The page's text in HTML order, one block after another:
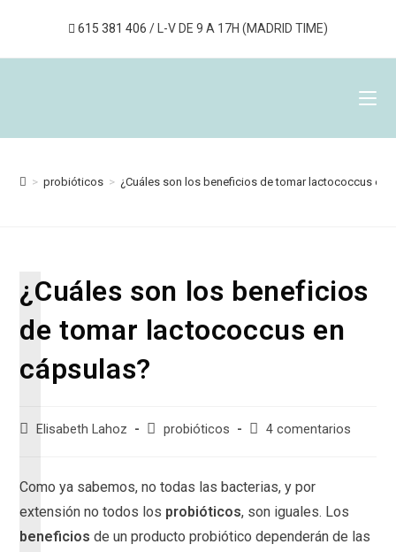
615 381 406 / L-V DE 9 A 17H (MADRID TIME)
> probióticos > ¿Cuáles son los beneficios de tomar lactococcus en
¿Cuáles son los beneficios
de tomar lactococcus en
cápsulas?
Elisabeth Lahoz probióticos 4 comentarios
Como ya sabemos, no todas las bacterias, y por
extensión no todos los probióticos, son iguales. Los
beneficios de un producto probiótico dependerán de las